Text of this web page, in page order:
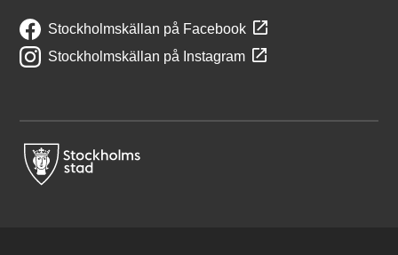
Stockholmskällan på Facebook
Stockholmskällan på Instagram